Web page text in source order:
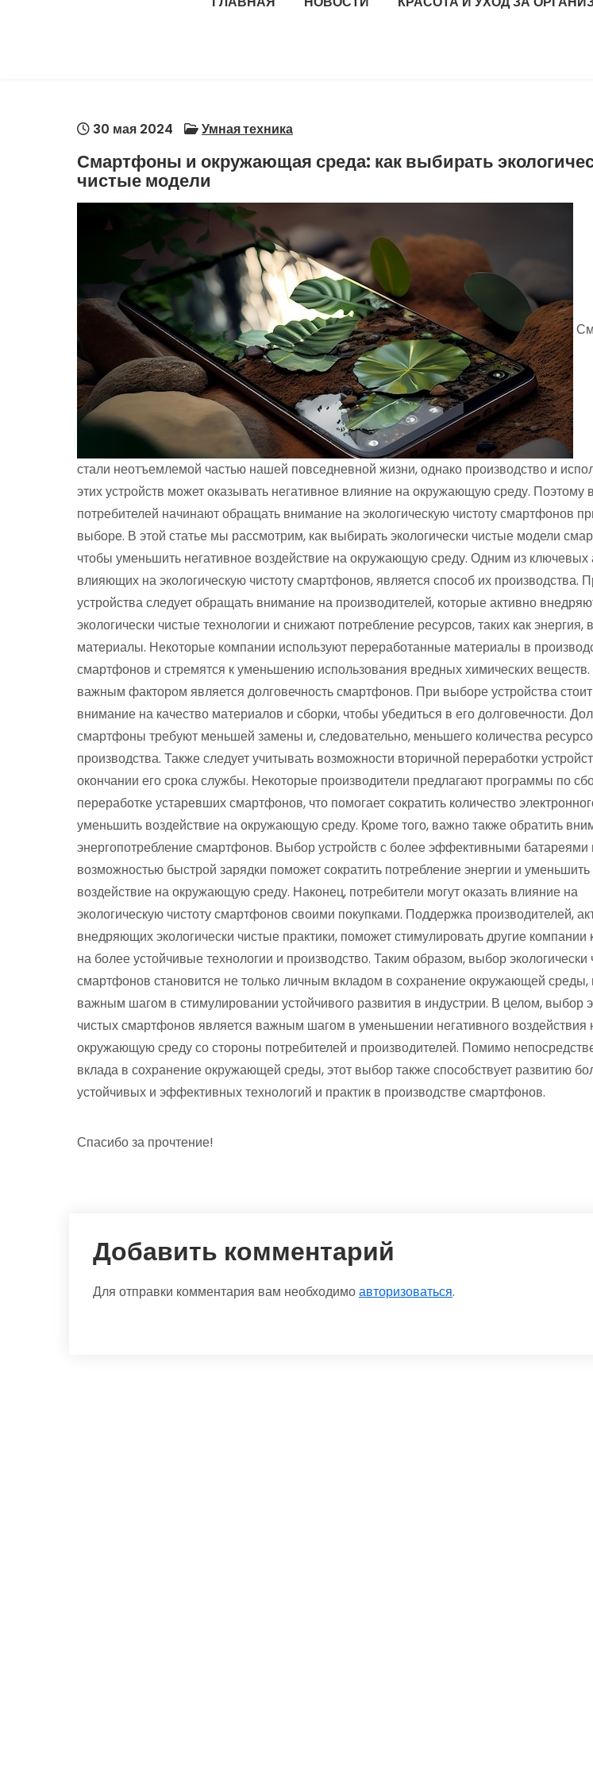
30 мая 2024 Умная техника
Смартфоны и окружающая среда: как выбирать
чистые модели
стали неотъемлемой частью нашей повседневной жизни, однако производство и
этих устройств может оказывать негативное влияние на окружающую среду. Поэтому
потребителей начинают обращать внимание на экологическую чистоту смартфонов
выборе. В этой статье мы рассмотрим, как выбирать экологически чистые модели
чтобы уменьшить негативное воздействие на окружающую среду. Одним из ключевых
влияющих на экологическую чистоту смартфонов, является способ их производства.
устройства следует обращать внимание на производителей, которые активно
экологически чистые технологии и снижают потребление ресурсов, таких как энергия,
материалы. Некоторые компании используют переработанные материалы в
смартфонов и стремятся к уменьшению использования вредных химических
важным фактором является долговечность смартфонов. При выборе устройства
внимание на качество материалов и сборки, чтобы убедиться в его долговечности.
смартфоны требуют меньшей замены и, следовательно, меньшего количества
производства. Также следует учитывать возможности вторичной переработки
окончании его срока службы. Некоторые производители предлагают программы по
переработке устаревших смартфонов, что помогает сократить количество
уменьшить воздействие на окружающую среду. Кроме того, важно также обратить
энергопотребление смартфонов. Выбор устройств с более эффективными батареями
возможностью быстрой зарядки поможет сократить потребление энергии и
воздействие на окружающую среду. Наконец, потребители могут оказать влияние на
экологическую чистоту смартфонов своими покупками. Поддержка производителей,
внедряющих экологически чистые практики, поможет стимулировать другие компании
на более устойчивые технологии и производство. Таким образом, выбор экологически
смартфонов становится не только личным вкладом в сохранение окружающей среды,
важным шагом в стимулировании устойчивого развития в индустрии. В целом, выбор
чистых смартфонов является важным шагом в уменьшении негативного воздействия
окружающую среду со стороны потребителей и производителей. Помимо
вклада в сохранение окружающей среды, этот выбор также способствует развитию
устойчивых и эффективных технологий и практик в производстве смартфонов.
Спасибо за прочтение!
Добавить комментарий
Для отправки комментария вам необходимоавторизоваться.